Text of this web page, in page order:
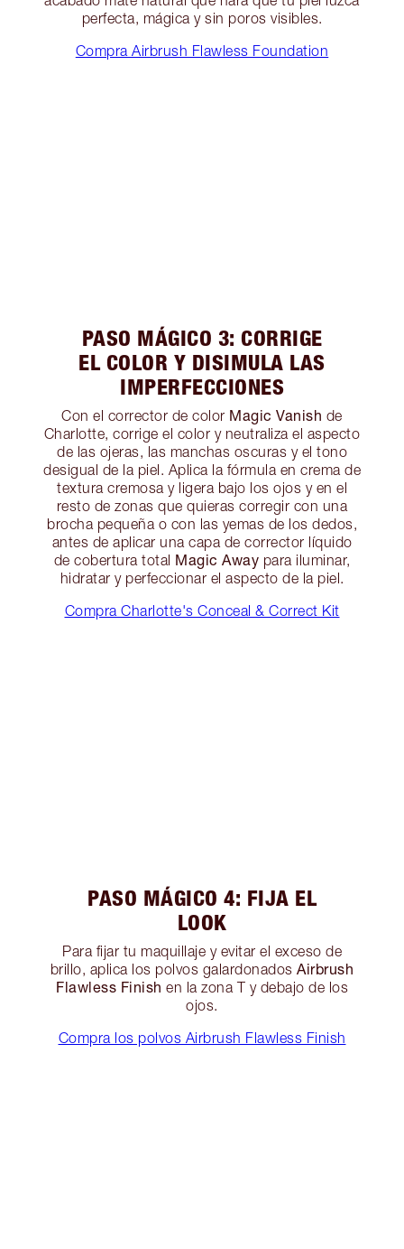
perfecta, mágica y sin poros visibles.
Compra Airbrush Flawless Foundation
PASO MÁGICO 3: CORRIGE
EL COLOR Y DISIMULA LAS
IMPERFECCIONES
Con el corrector de color Magic Vanish de
Charlotte, corrige el color y neutraliza el aspecto
de las ojeras, las manchas oscuras y el tono
desigual de la piel. Aplica la fórmula en crema de
textura cremosa y ligera bajo los ojos y en el
resto de zonas que quieras corregir con una
brocha pequeña o con las yemas de los dedos,
antes de aplicar una capa de corrector líquido
de cobertura total Magic Away para iluminar,
hidratar y perfeccionar el aspecto de la piel.
Compra Charlotte's Conceal & Correct Kit
PASO MÁGICO 4: FIJA EL
LOOK
Para fijar tu maquillaje y evitar el exceso de
brillo, aplica los polvos galardonadosAirbrush
Flawless Finish en la zona T y debajo de los
ojos.
Compra los polvos Airbrush Flawless Finish